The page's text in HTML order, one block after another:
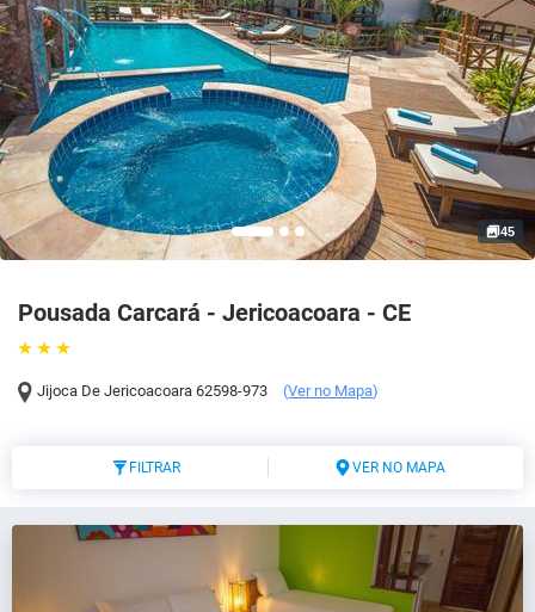
Pousada Carcará - Jericoacoara - CE
Jijoca De Jericoacoara 62598-973 (Ver no Mapa)
45
FILTRAR VER NO MAPA